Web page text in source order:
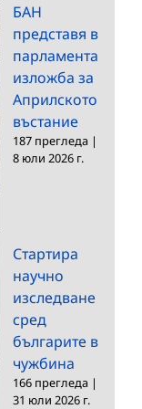
БАН
представя в
парламента
изложба за
Априлското
въстание
187 прегледа |
8 юли 2026 г.
Стартира
научно
изследване
сред
българите в
чужбина
166 прегледа |
31 юли 2026 г.